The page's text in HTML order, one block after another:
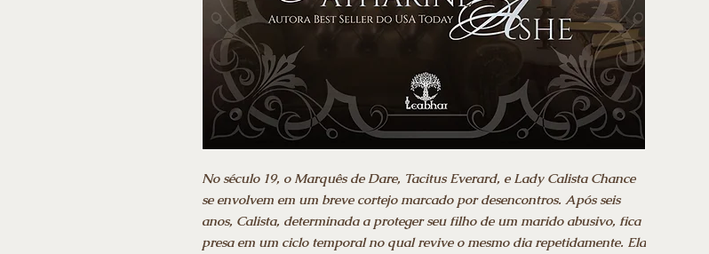
No século 19, o Marquês de Dare, Tacitus Everard, e Lady Calista Chance
se envolvem em um breve cortejo marcado por desencontros. Após seis
anos, Calista, determinada a proteger seu filho de um marido abusivo, fica
presa em um ciclo temporal no qual revive o mesmo dia repetidamente. Ela